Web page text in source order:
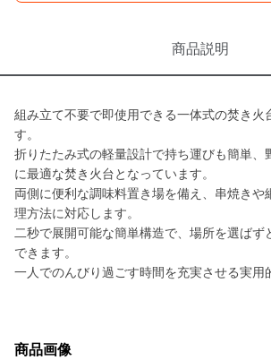
商品説明
組み立て不要で即使用できる一体式の焚き火
す。
折りたたみ式の軽量設計で持ち運びも簡単、
に最適な焚き火台となっています。
両側に便利な調味料置き場を備え、串焼きや
理方法に対応します。
二秒で展開可能な簡単構造で、場所を選ばず
できます。
一人でのんびり過ごす時間を充実させる実用
商品画像